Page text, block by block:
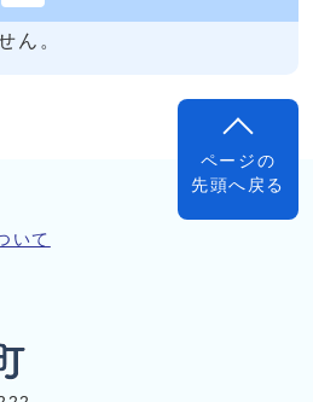
ん。
ページの
先頭へ戻る
いて